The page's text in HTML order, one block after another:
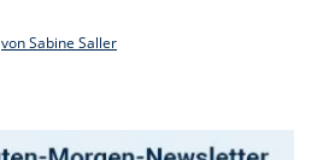
von Sabine Saller